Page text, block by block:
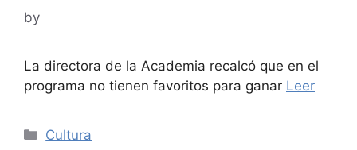
by
La directora de la Academia recalcó que en el
programa no tienen favoritos para ganar Leer
Categories
Cultura